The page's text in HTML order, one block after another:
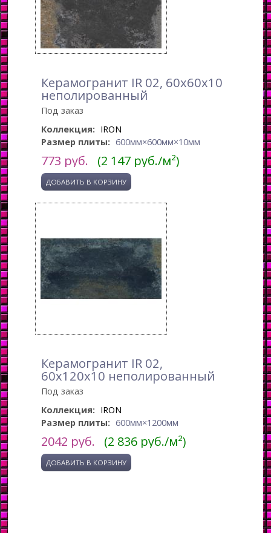
Керамогранит IR 02, 60x60x10
неполированный
Под заказ
Коллекция: IRON
Размер плиты: 600мм×600мм×10мм
773 руб. (2 147 руб./м²)
Керамогранит IR 02,
60x120x10 неполированный
Под заказ
Коллекция: IRON
Размер плиты: 600мм×1200мм
2042 руб. (2 836 руб./м²)